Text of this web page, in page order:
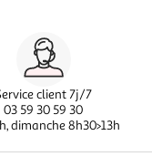
client 7j/7
03 59 30 59 30
dimanche 8h30>13h